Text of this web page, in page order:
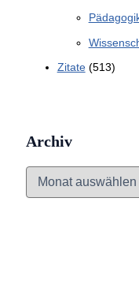
Zitate(513)
Archiv